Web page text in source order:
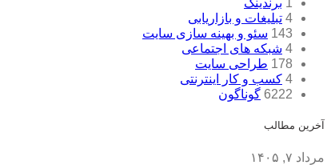
1 برندینگ
4 تبلیغات و بازاریابی
143 سئو و بهینه سازی سایت
4 شبکه های اجتماعی
178 طراحی سایت
4 کسب و کار اینترنتی
6222 گوناگون
آخرین مطالب
مرداد ۷, ۱۴۰۵